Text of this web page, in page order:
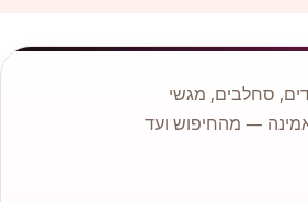
סחלבים, מגשי
— מהחיפוש ועד